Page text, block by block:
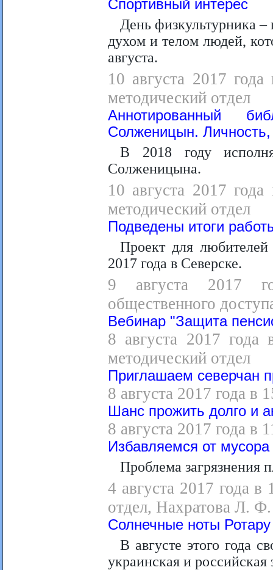
Спортивный интерес
День физкультурника
духом и телом людей,
августа.
10 августа 2017
методический отдел
Аннотированный
Солженицын.
В 2018 году
Солженицына.
10 августа 2017
методический отдел
Подведены итоги
Проект для любителей
2017 года в Северске.
9 августа 2017
общественного
Вебинар "Защита
8 августа 2017 года
методический отдел
Приглашаем северчан
8 августа 2017 года в
Шанс прожить долго и
8 августа 2017 года в
Избавляемся от
Проблема загрязнения
4 августа 2017 года
отдел, Нахратова Л. Ф.
Солнечные ноты Ротару
В августе этого года
украинская и